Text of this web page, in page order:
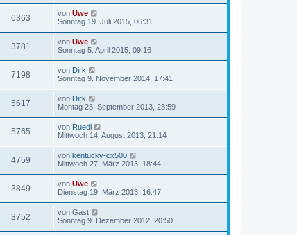
6363 von Uwe
Sonntag 19. Juli 2015, 06:31
3781 von Uwe
Sonntag 5. April 2015, 09:16
7198 von Dirk
Sonntag 9. November 2014, 17:41
5617 von Dirk
Montag 23. September 2013, 23:59
5765 von Ruedi
Mittwoch 14. August 2013, 21:14
4759 von kentucky-cx500
Mittwoch 27. März 2013, 18:44
3849 von Uwe
Dienstag 19. März 2013, 16:47
3752 von Gast
Sonntag 9. Dezember 2012, 20:50